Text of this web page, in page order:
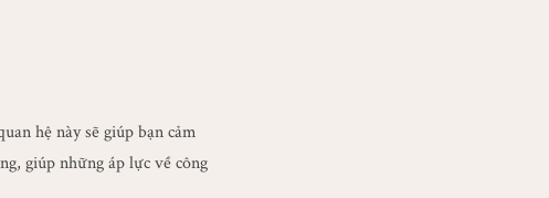
hệ này sẽ giúp bạn cảm
giúp những áp lực về công